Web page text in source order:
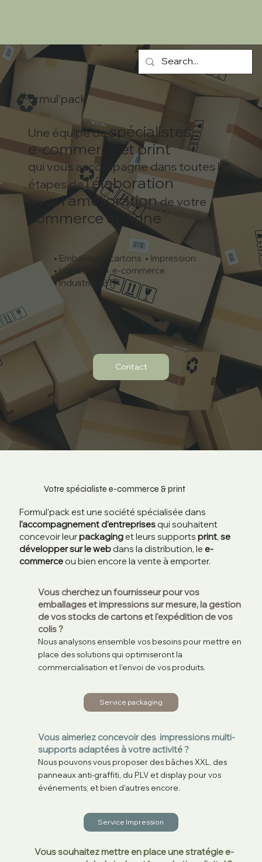
Une équipe despécialistes
e-commerce et print
qui vous accompagne dans toutes les
étapes del’élaboration
ou del'améliorationde votre
commerce en ligne
Formul'pack
• Emballages cartons • Impression
• Logistique • e-commerce
• Industrie • BTP
Contact
Votre spécialiste e-commerce & print
Formul'pack est une société spécialisée dans
l'accompagnement d'entreprisesqui souhaitent
concevoir leurpackaginget leurs supports print, se
développer sur le webdans la distribution, le e-
commerceou bien encore la vente à emporter.
Vous cherchez un fournisseur pour vos
emballages et impressions sur mesure, la gestion
de vos stocks de cartons et l'expédition de vos
colis?
Nous analysons ensemble vos besoins pour mettre en
place des solutions qui optimiseront la
commercialisation et l'envoi de vos produits.
Service packaging
Vous aimeriez concevoir des impressions multi-
supports adaptées à votre activité ?
Nous pouvons vous proposer des bâches XXL, des
panneaux anti-graffiti, du PLV et display pour vos
événements, et bien d'autres encore.
Service Impression
Vous souhaitez mettre en place une stratégie e-